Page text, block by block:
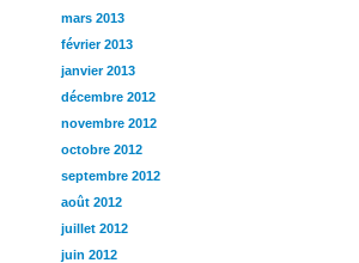
mars 2013
février 2013
janvier 2013
décembre 2012
novembre 2012
octobre 2012
septembre 2012
août 2012
juillet 2012
juin 2012